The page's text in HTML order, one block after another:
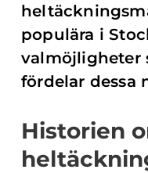
populära i
valmöjligheter
fördelar dessa
Historien